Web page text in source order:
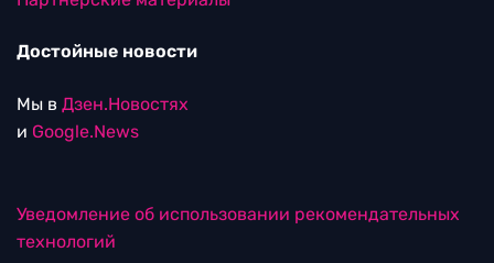
Достойные новости
Мы в Дзен.Новостях
и Google.News
Уведомление об использовании рекомендательных
технологий